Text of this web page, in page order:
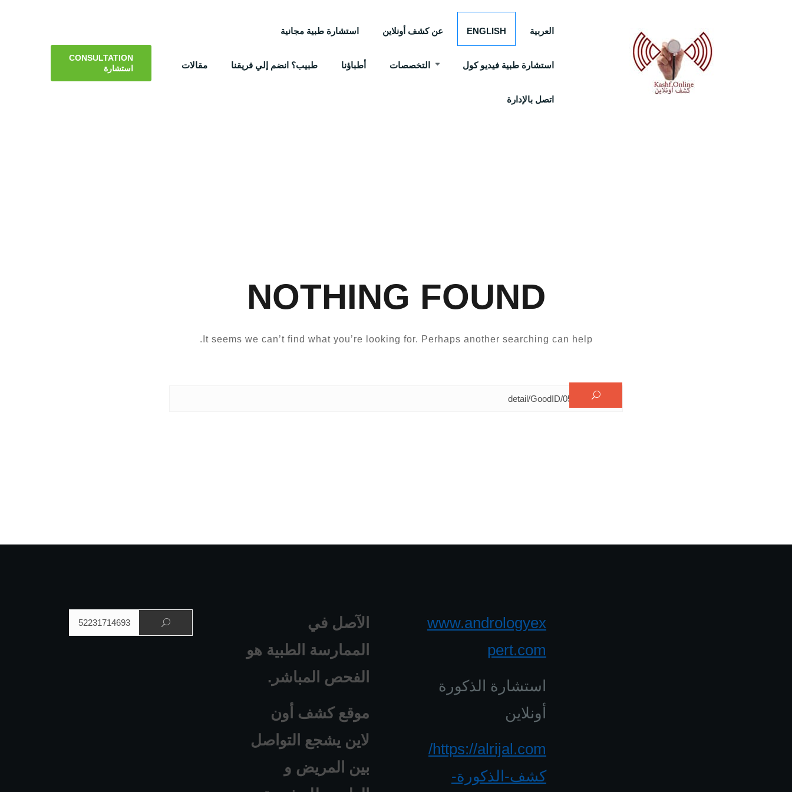
العربية ENGLISH عن كشف أونلاين استشارة طبية مجانية
استشارة طبية فيديو كول التخصصات أطباؤنا طبيب؟ انضم إلي فريقنا مقالات
اتصل بالإدارة
CONSULTATION
استشارة
NOTHING FOUND
It seems we can’t find what you’re looking for. Perhaps another searching can help.
الآصل في
الممارسة الطبية هو
الفحص المباشر.
موقع كشف أون
لاين يشجع التواصل
بين المريض و
www.andrologyex
pert.com
استشارة الذكورة
أونلاين
https://alrijal.com/
كشف-الذكورة-